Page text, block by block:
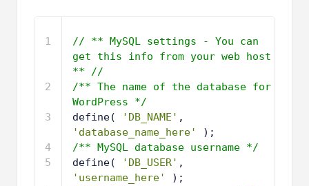
1
2
3
4
5
// ** MySQL settings - You can
get this info from your web host
** //
/** The name of the database for
WordPress */
define(
'DB_NAME'
'database_name_here'
);
/** MySQL database username */
define(
'DB_USER'
'username_here'
);